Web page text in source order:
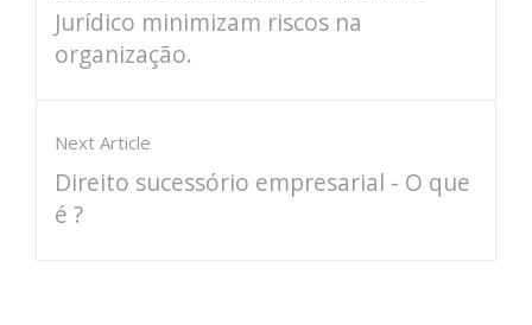
Jurídico minimizam riscos na
organização.
Next Article
Direito sucessório empresarial - O que
é ?